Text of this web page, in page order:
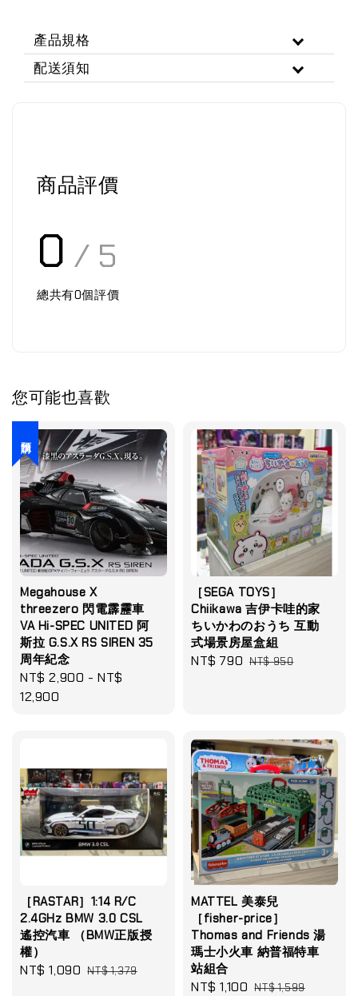
產品規格
配送須知
商品評價
0 / 5
總共有0個評價
您可能也喜歡
Megahouse X
threezero 閃電霹靂車
VA Hi-SPEC UNITED 阿
斯拉 G.S.X RS SIREN 35
周年紀念
Regular
price
NT$ 2,900 -NT$
12,900
［SEGA TOYS］
Chiikawa 吉伊卡哇的家
ちいかわのおうち 互動
式場景房屋盒組
Sale
NT$ 790 Regular
NT$ 950
［RASTAR］1:14 R/C
2.4GHz BMW 3.0 CSL
遙控汽車 （BMW正版授
權）
Sale
NT$ 1,090 Regular
NT$ 1,379
MATTEL 美泰兒
［fisher-price］
Thomas and Friends 湯
瑪士小火車 納普福特車
站組合
Sale
NT$ 1,100 Regular
NT$ 1,599